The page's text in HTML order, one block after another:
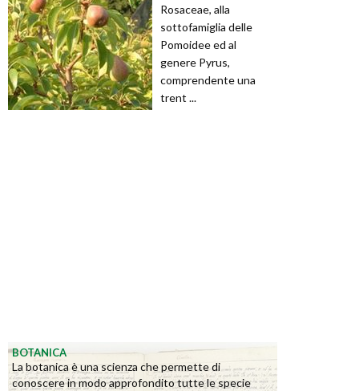
Rosaceae, alla
sottofamiglia delle
Pomoidee ed al
genere Pyrus,
comprendente una
trent ...
BOTANICA
La botanica è una scienza che permette di
conoscere in modo approfondito tutte le specie